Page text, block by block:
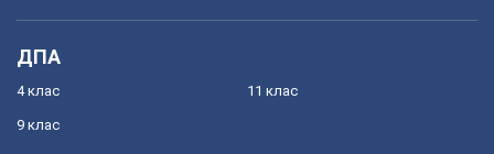
ДПА
4 клас
9 клас
11 клас